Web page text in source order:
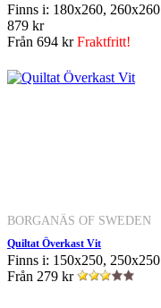
Finns i: 180x260, 260x260
879 kr
Från 694 krFraktfritt!
BORGANÄS OF SWEDEN
Quiltat Överkast Vit
Finns i: 150x250, 250x250
Från 279 kr